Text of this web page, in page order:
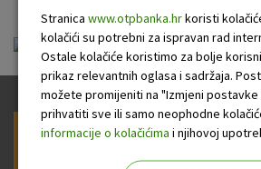
O nama Dnevno financijsko
Prijava na newsletter OTP banke
Stranica www.otpbanka.hrkoristi
kolačići su potrebni za ispravan rad
Ostale kolačiće koristimo za bolje
prikaz relevantnih oglasa i sadržaja.
možete promijeniti na "Izmjeni postavke
prihvatiti sve ili samo neophodne
informacije o kolačićima i njihovoj